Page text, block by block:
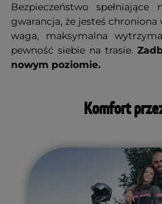
Bezpieczeństwo spełniające
gwarancja, że jesteś
waga, maksymalna
pewność siebie na trasie.
nowym poziomie.
Komfort